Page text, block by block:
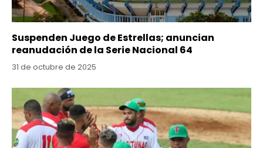
Suspenden Juego de Estrellas; anuncian
reanudación de la Serie Nacional 64
31 de octubre de 2025